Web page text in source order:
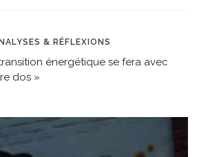
& RÉFLEXIONS
énergétique se fera avec
dos »